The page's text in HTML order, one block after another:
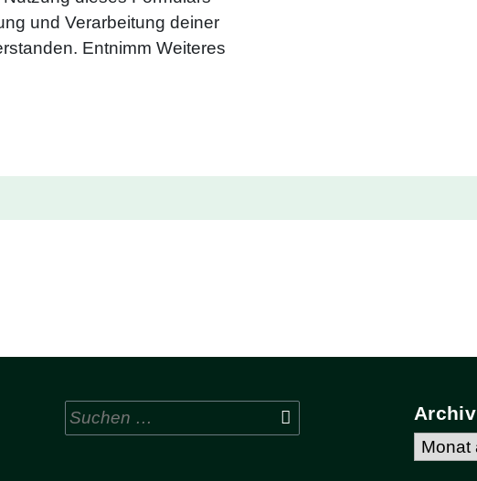
und Verarbeitung deiner
Entnimm Weiteres
Suchen
nach:
Archiv
Archiv